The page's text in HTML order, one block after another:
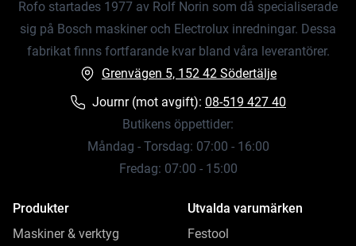
Rofo startades 1977 av Rolf Norin som då specialiserade
sig på Bosch maskiner och Electrolux inredningar. Dessa
fabrikat finns fortfarande kvar bland våra leverantörer.
Grenvägen 5, 152 42 Södertälje
Journr (mot avgift): 08-519 427 40
Butikens öppettider:
Måndag - Torsdag: 07:00 - 16:00
Fredag: 07:00 - 15:00
Produkter
Maskiner & verktyg
Utvalda varumärken
Festool